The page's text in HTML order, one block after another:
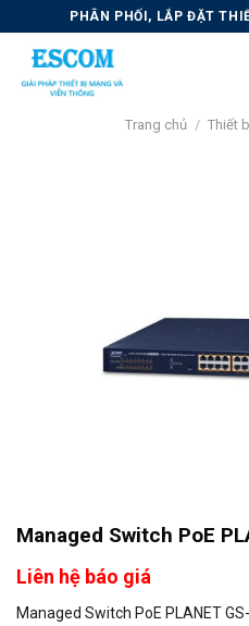
to
content
PHÂN PHỐI, LẮP ĐẶT
Trang chủ / Thiết
Managed Switch PoE
Liên hệ báo giá
Managed Switch PoE PLANET